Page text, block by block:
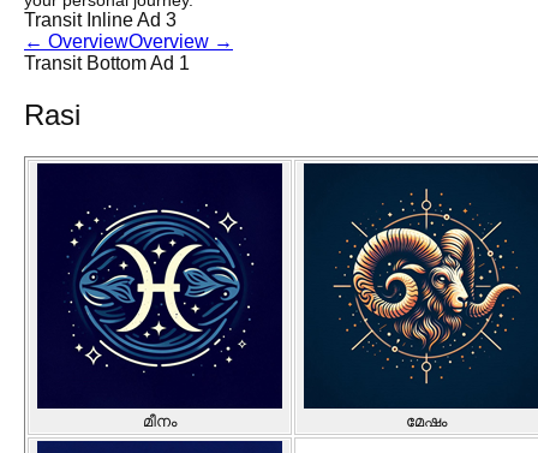
Transit Inline Ad 3
← OverviewOverview →
Transit Bottom Ad 1
Rasi
മീനം മേഷം